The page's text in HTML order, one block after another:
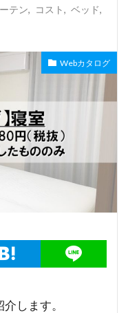
テン コスト ベッド
Webカタログ
介します。